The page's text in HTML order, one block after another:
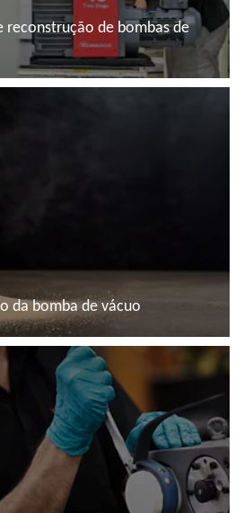
reconstrução de bombas de
da bomba de vácuo